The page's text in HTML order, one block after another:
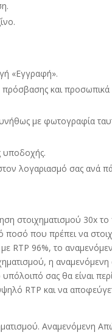
.
.
«Εγγραφή».
και προσωπικά
με φωτογραφία
υποδοχής.
λογαριασμό σας ανά
στοιχηματισμού 30x
ποσό που πρέπει να
RTP 96%,το
,η αναμενόμενη
υπόλοιπό σας θα είναι
RTP και να
.Αναμενόμενη